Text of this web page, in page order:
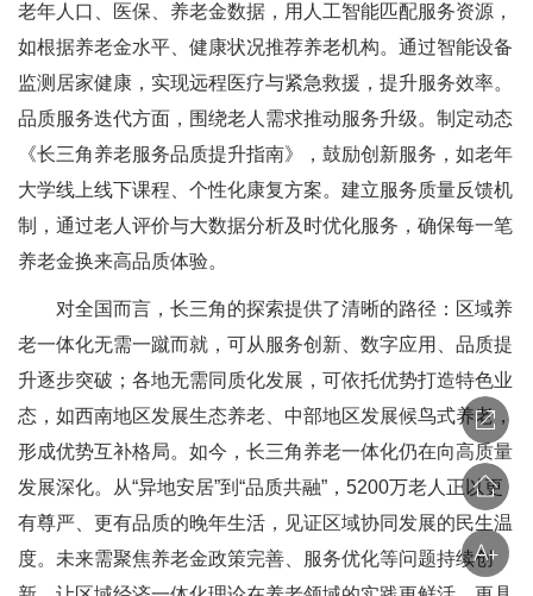
老年人口、医保、养老金数据，用人工智能匹配服务资源，
如根据养老金水平、健康状况推荐养老机构。通过智能设备
监测居家健康，实现远程医疗与紧急救援，提升服务效率。
品质服务迭代方面，围绕老人需求推动服务升级。制定动态
《长三角养老服务品质提升指南》，鼓励创新服务，如老年
大学线上线下课程、个性化康复方案。建立服务质量反馈机
制，通过老人评价与大数据分析及时优化服务，确保每一笔
养老金换来高品质体验。
对全国而言，长三角的探索提供了清晰的路径：区域养
老一体化无需一蹴而就，可从服务创新、数字应用、品质提
升逐步突破；各地无需同质化发展，可依托优势打造特色业
态，如西南地区发展生态养老、中部地区发展候鸟式养老，
形成优势互补格局。如今，长三角养老一体化仍在向高质量
发展深化。从“异地安居”到“品质共融”，5200万老人正以更
有尊严、更有品质的晚年生活，见证区域协同发展的民生温
度。未来需聚焦养老金政策完善、服务优化等问题持续创